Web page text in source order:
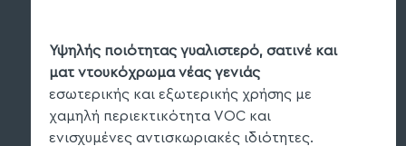
Υψηλής ποιότητας γυαλιστερό, σατινέ και
ματ ντουκόχρωμα νέας γενιάς
εσωτερικής και εξωτερικής χρήσης με
χαμηλή περιεκτικότητα VOC και
ενισχυμένες αντισκωριακές ιδιότητες.